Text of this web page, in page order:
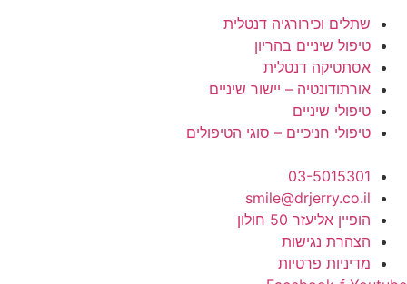
שתלים וכירורגיה דנטלית
טיפול שיניים בהריון
אסתטיקה דנטלית
אורתודונטיה – יישור שיניים
טיפולי שיניים
טיפולי חניכיים – סוגי הטיפולים
03-5015301
smile@drjerry.co.il
הופיין אליעזר 50 חולון
הצהרת נגישות
מדיניות פרטיות